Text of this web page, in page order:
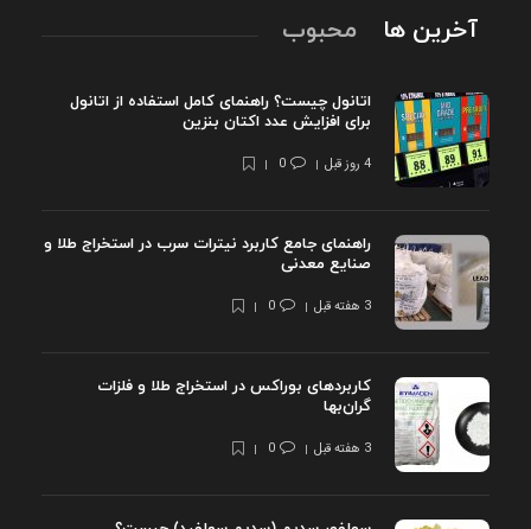
آخرین ها محبوب
اتانول چیست؟ راهنمای کامل استفاده از اتانول
برای افزایش عدد اکتان بنزین
4 روز قبل 0
راهنمای جامع کاربرد نیترات سرب در استخراج طلا و
صنایع معدنی
3 هفته قبل 0
کاربردهای بوراکس در استخراج طلا و فلزات
گران‌بها
3 هفته قبل 0